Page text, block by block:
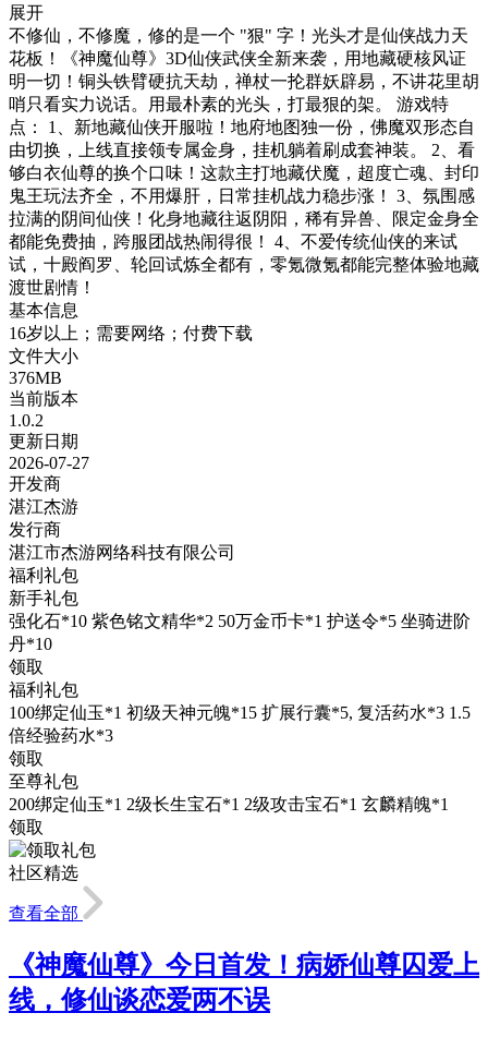
展开
不修仙，不修魔，修的是一个 "狠" 字！光头才是仙侠战力天
花板！《神魔仙尊》3D仙侠武侠全新来袭，用地藏硬核风证
明一切！铜头铁臂硬抗天劫，禅杖一抡群妖辟易，不讲花里胡
哨只看实力说话。用最朴素的光头，打最狠的架。 游戏特
点： 1、新地藏仙侠开服啦！地府地图独一份，佛魔双形态自
由切换，上线直接领专属金身，挂机躺着刷成套神装。 2、看
够白衣仙尊的换个口味！这款主打地藏伏魔，超度亡魂、封印
鬼王玩法齐全，不用爆肝，日常挂机战力稳步涨！ 3、氛围感
拉满的阴间仙侠！化身地藏往返阴阳，稀有异兽、限定金身全
都能免费抽，跨服团战热闹得很！ 4、不爱传统仙侠的来试
试，十殿阎罗、轮回试炼全都有，零氪微氪都能完整体验地藏
渡世剧情！
基本信息
16岁以上；需要网络；付费下载
文件大小
376MB
当前版本
1.0.2
更新日期
2026-07-27
开发商
湛江杰游
发行商
湛江市杰游网络科技有限公司
福利礼包
新手礼包
强化石*10 紫色铭文精华*2 50万金币卡*1 护送令*5 坐骑进阶
丹*10
领取
福利礼包
100绑定仙玉*1 初级天神元魄*15 扩展行囊*5, 复活药水*3 1.5
倍经验药水*3
领取
至尊礼包
200绑定仙玉*1 2级长生宝石*1 2级攻击宝石*1 玄麟精魄*1
领取
社区精选
查看全部
《神魔仙尊》今日首发！病娇仙尊囚爱上
线，修仙谈恋爱两不误